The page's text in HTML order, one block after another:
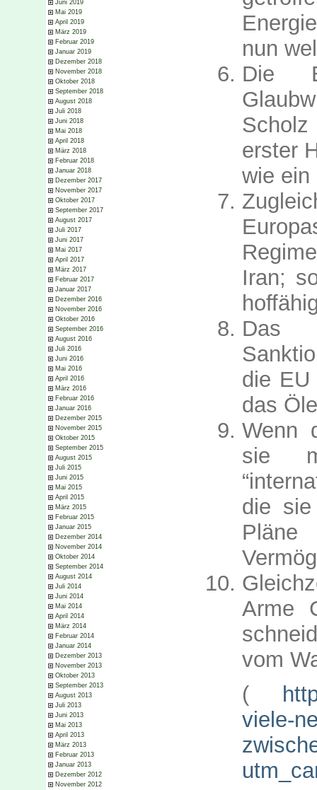
Juni 2019
Mai 2019
April 2019
März 2019
Februar 2019
Januar 2019
Dezember 2018
November 2018
Oktober 2018
September 2018
August 2018
Juli 2018
Juni 2018
Mai 2018
April 2018
März 2018
Februar 2018
Januar 2018
Dezember 2017
November 2017
Oktober 2017
September 2017
August 2017
Juli 2017
Juni 2017
Mai 2017
April 2017
März 2017
Februar 2017
Januar 2017
Dezember 2016
November 2016
Oktober 2016
September 2016
August 2016
Juli 2016
Juni 2016
Mai 2016
April 2016
März 2016
Februar 2016
Januar 2016
Dezember 2015
November 2015
Oktober 2015
September 2015
August 2015
Juli 2015
Juni 2015
Mai 2015
April 2015
März 2015
Februar 2015
Januar 2015
Dezember 2014
November 2014
Oktober 2014
September 2014
August 2014
Juli 2014
Juni 2014
Mai 2014
April 2014
März 2014
Februar 2014
Januar 2014
Dezember 2013
November 2013
Oktober 2013
September 2013
August 2013
Juli 2013
Juni 2013
Mai 2013
April 2013
März 2013
Februar 2013
Januar 2013
Dezember 2012
November 2012
nun
Die
Scholz
erster
wie ein
Iran;
Das
die
das
Wenn
sie
die
Arme
vom
(
viele-